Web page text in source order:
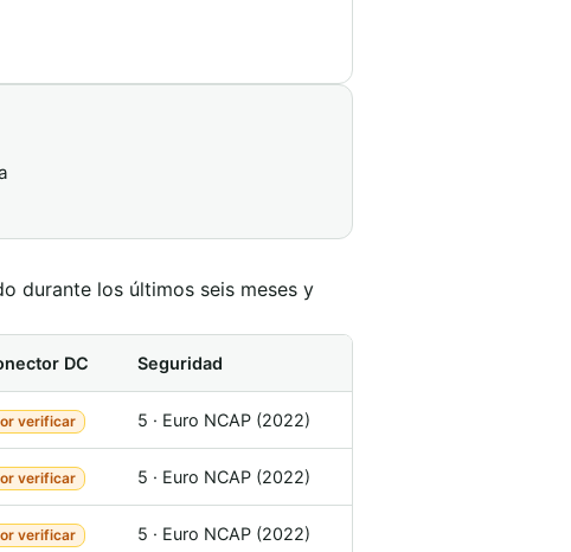
durante los últimos seis meses y
DC Seguridad
verificar 5 · Euro NCAP (2022)
verificar 5 · Euro NCAP (2022)
verificar 5 · Euro NCAP (2022)